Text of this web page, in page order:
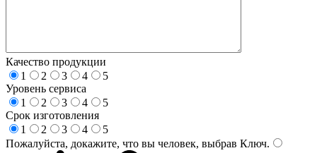
Качество продукции
1
2 3 4
5
Уровень сервиса
1
2 3 4
5
Срок изготовления
1
2 3 4
5
Пожалуйста, докажите, что вы человек, выбрав Ключ.